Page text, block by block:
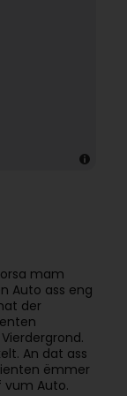
mam
Auto ass eng
der
An dat ass
ëmmer
vum Auto.